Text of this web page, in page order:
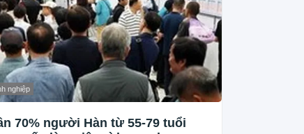
nghiệp
70% người Hàn từ 55-79 tuổi